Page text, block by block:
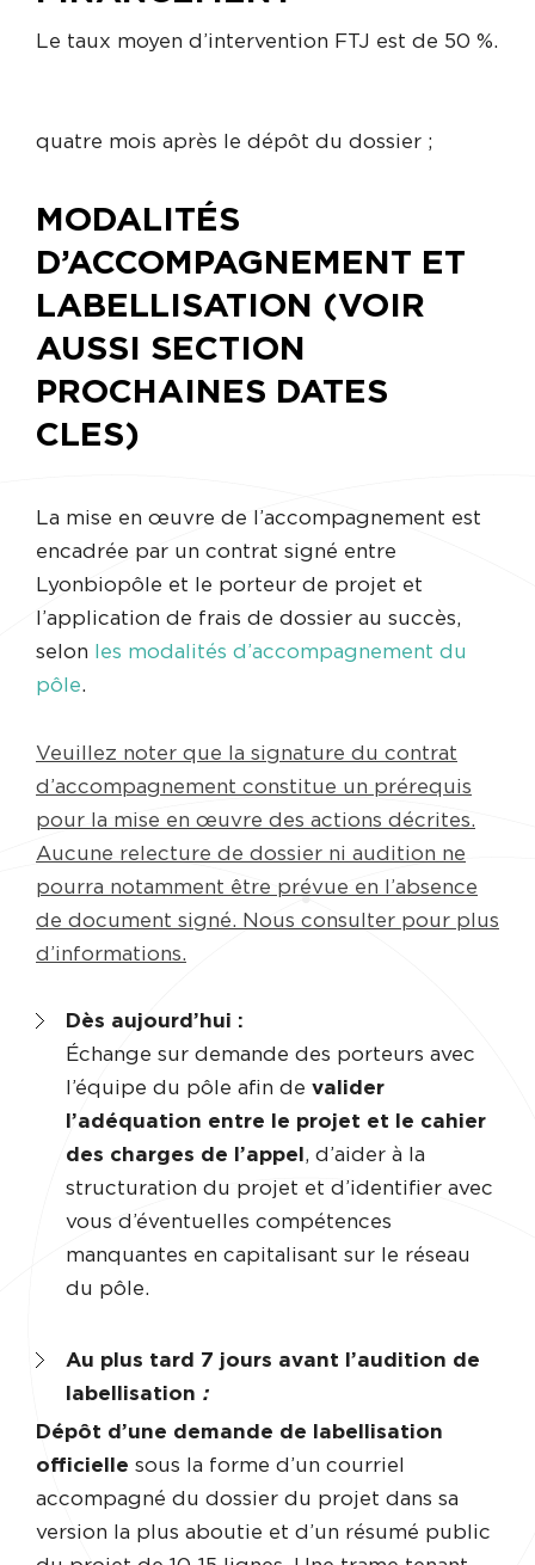
Le taux moyen d’intervention FTJ est de 50 %.
quatre mois après le dépôt du dossier ;
MODALITÉS
D’ACCOMPAGNEMENT ET
LABELLISATION (VOIR
AUSSI SECTION
PROCHAINES DATES
CLES)
La mise en œuvre de l’accompagnement est
encadrée par un contrat signé entre
Lyonbiopôle et le porteur de projet et
l’application de frais de dossier au succès,
selon
les modalités d’accompagnement du
pôle.
Veuillez noter que la signature du contrat
d’accompagnement constitue un prérequis
pour la mise en œuvre des actions décrites.
Aucune relecture de dossier ni audition ne
pourra notamment être prévue en l’absence
de document signé. Nous consulter pour plus
d’informations.
Dès aujourd’hui :
Échange sur demande des porteurs avec
l’équipe du pôle afin de valider
l’adéquation entre le projet et le cahier
des charges de l’appel , d’aider à la
structuration du projet et d’identifier avec
vous d’éventuelles compétences
manquantes en capitalisant sur le réseau
du pôle.
Au plus tard 7 jours avant l’audition de
labellisation :
Dépôt d’une demande de labellisation
officielle sous la forme d’un courriel
accompagné du dossier du projet dans sa
version la plus aboutie et d’un résumé public